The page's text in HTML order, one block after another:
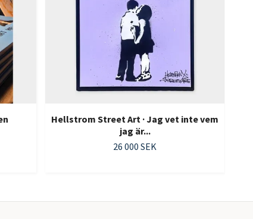
Hellstrom Street Art · Jag vet inte vem
jag är...
26 000 SEK